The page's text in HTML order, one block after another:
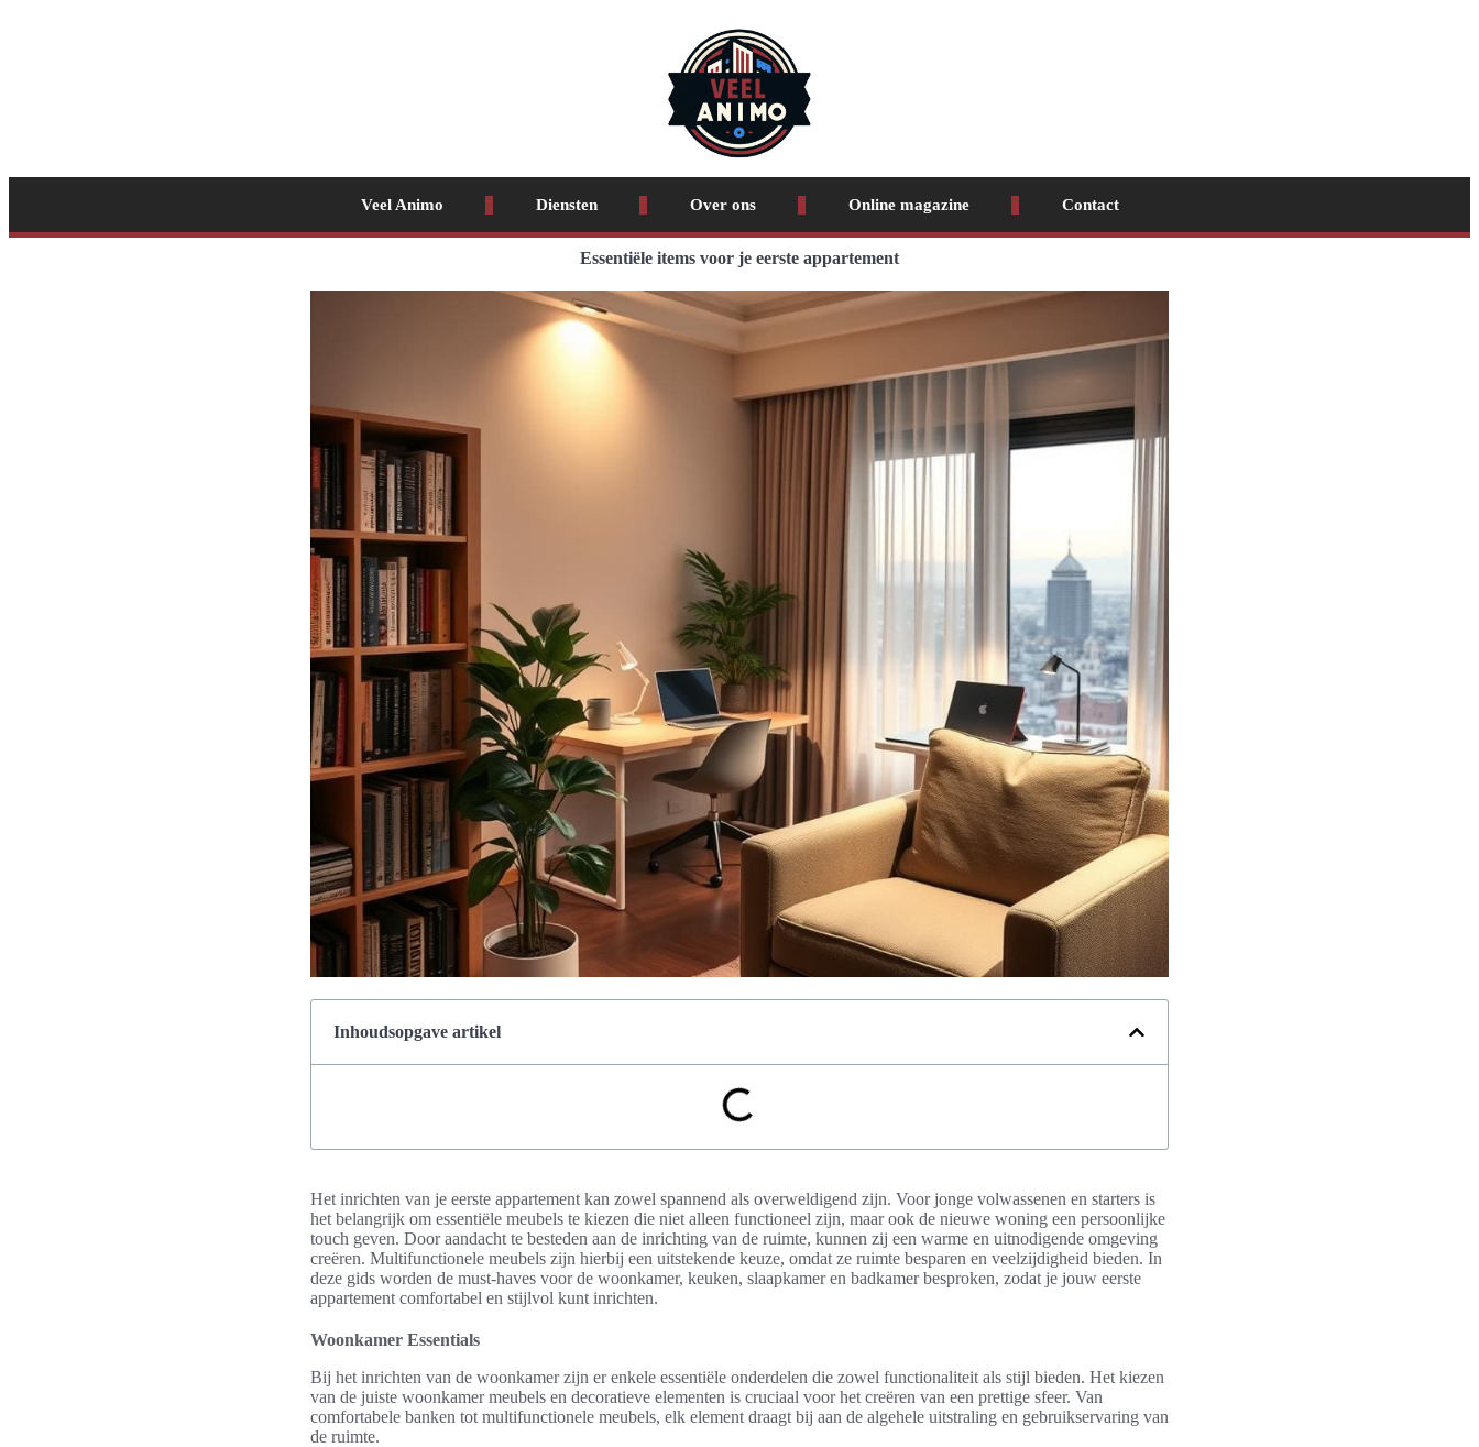
Veel Animo Diensten Over ons Online magazine Contact
Essentiële items voor je eerste appartement
Inhoudsopgave artikel
Het inrichten van je eerste appartement kan zowel spannend als overweldigend zijn. Voor jonge volwassenen en starters is
het belangrijk om essentiële meubels te kiezen die niet alleen functioneel zijn, maar ook de nieuwe woning een persoonlijke
touch geven. Door aandacht te besteden aan de inrichting van de ruimte, kunnen zij een warme en uitnodigende omgeving
creëren. Multifunctionele meubels zijn hierbij een uitstekende keuze, omdat ze ruimte besparen en veelzijdigheid bieden. In
deze gids worden de must-haves voor de woonkamer, keuken, slaapkamer en badkamer besproken, zodat je jouw eerste
appartement comfortabel en stijlvol kunt inrichten.
Woonkamer Essentials
Bij het inrichten van de woonkamer zijn er enkele essentiële onderdelen die zowel functionaliteit als stijl bieden. Het kiezen
van de juiste woonkamer meubels en decoratieve elementen is cruciaal voor het creëren van een prettige sfeer. Van
comfortabele banken tot multifunctionele meubels, elk element draagt bij aan de algehele uitstraling en gebruikservaring van
de ruimte.